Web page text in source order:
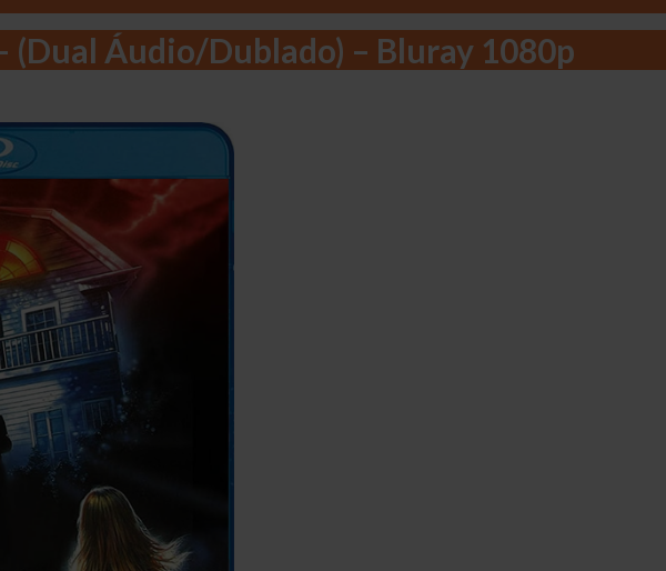
(Dual Áudio/Dublado) – Bluray 1080p